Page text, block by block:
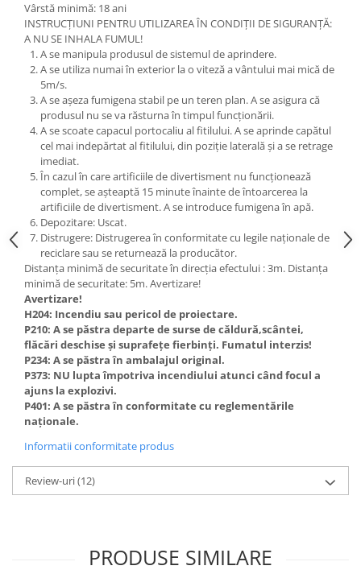
Vârstă minimă: 18 ani
INSTRUCȚIUNI PENTRU UTILIZAREA ÎN CONDIȚII DE SIGURANȚĂ:
A NU SE INHALA FUMUL!
A se manipula produsul de sistemul de aprindere.
A se utiliza numai în exterior la o viteză a vântului mai mică de
5m/s.
A se așeza fumigena stabil pe un teren plan. A se asigura că
produsul nu se va răsturna în timpul funcționării.
A se scoate capacul portocaliu al fitilului. A se aprinde capătul
cel mai indepărtat al fitilului, din poziție laterală și a se retrage
imediat.
În cazul în care artificiile de divertisment nu funcționează
complet, se așteaptă 15 minute înainte de întoarcerea la
artificiile de divertisment. A se introduce fumigena în apă.
Depozitare: Uscat.
Distrugere: Distrugerea în conformitate cu legile naționale de
reciclare sau se returnează la producător.
Distanța minimă de securitate în direcția efectului : 3m. Distanța
minimă de securitate: 5m. Avertizare!
Avertizare!
H204: Incendiu sau pericol de proiectare.
P210: A se păstra departe de surse de căldură,scântei,
flăcări deschise și suprafețe fierbinți. Fumatul interzis!
P234: A se păstra în ambalajul original.
P373: NU lupta împotriva incendiului atunci când focul a
ajuns la explozivi.
P401: A se păstra în conformitate cu reglementările
naționale.
Informatii conformitate produs
Review-uri(12)
PRODUSE SIMILARE